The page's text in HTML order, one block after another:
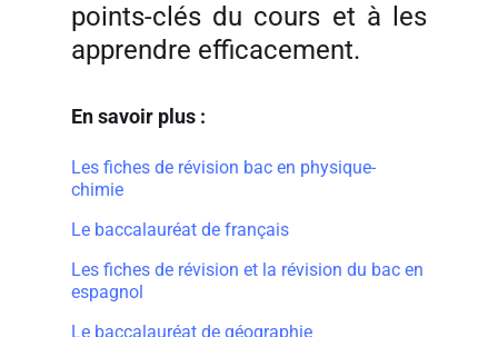
points-clés du cours et à les
apprendre efficacement.
En savoir plus :
Les fiches de révision bac en physique-
chimie
Le baccalauréat de français
Les fiches de révision et la révision du bac en
espagnol
Le baccalauréat de géographie